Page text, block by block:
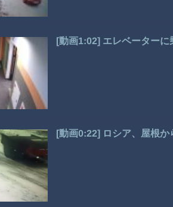
[動画1:02] エレベーター
[動画0:22] ロシア、屋根